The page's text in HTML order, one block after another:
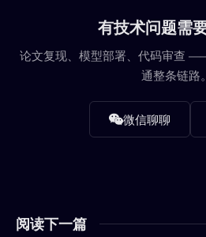
有技术问题需
论文复现、模型部署、代码审查
通整条链路。
微信聊聊
阅读下一篇